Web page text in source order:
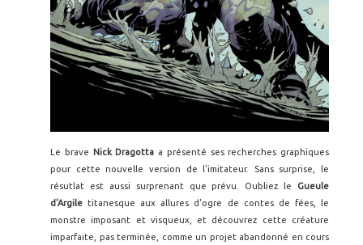
Le brave Nick Dragotta a présenté ses recherches graphiques
pour cette nouvelle version de l'imitateur. Sans surprise, le
résutlat est aussi surprenant que prévu. Oubliez le Gueule
d'Argile titanesque aux allures d'ogre de contes de fées, le
monstre imposant et visqueux, et découvrez cette créature
imparfaite, pas terminée, comme un projet abandonné en cours